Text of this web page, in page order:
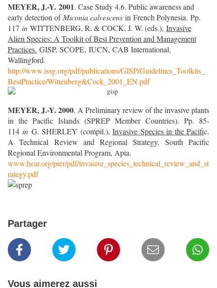
MEYER, J.-Y. 2001. Case Study 4.6. Public awareness and
early detection of Miconia calvescens in French Polynesia. Pp.
117 in WITTENBERG, R. & COCK, J. W. (eds.), Invasive
Alien Species: A Toolkit of Best Prevention and Management
Practices. GISP, SCOPE, IUCN, CAB International,
Wallingford.
http://www.issg.org/pdf/publications/GISP/Guidelines_Toolkits_
BestPractice/Wittenberg&Cock_2001_EN.pdf
MEYER, J.-Y. 2000. A Preliminary review of the invasive plants
in the Pacific Islands (SPREP Member Countries). Pp. 85-
114 in G. SHERLEY (compil.),Invasive Species in the Pacific.
A Technical Review and Regional Strategy. South Pacific
Regional Environmental Program, Apia.
www.hear.org/pier/pdf/invasive_species_technical_review_and_st
rategy.pdf
Partager
Vous aimerez aussi